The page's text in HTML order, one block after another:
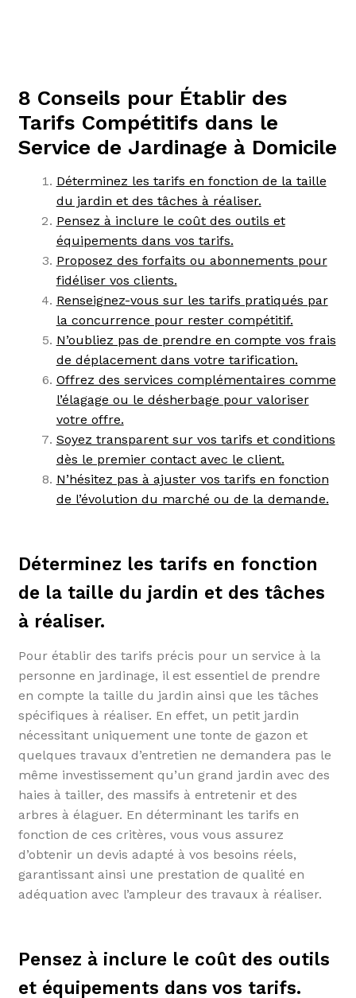
8 Conseils pour Établir des
Tarifs Compétitifs dans le
Service de Jardinage à Domicile
Déterminez les tarifs en fonction de la taille
du jardin et des tâches à réaliser.
Pensez à inclure le coût des outils et
équipements dans vos tarifs.
Proposez des forfaits ou abonnements pour
fidéliser vos clients.
Renseignez-vous sur les tarifs pratiqués par
la concurrence pour rester compétitif.
N’oubliez pas de prendre en compte vos frais
de déplacement dans votre tarification.
Offrez des services complémentaires comme
l’élagage ou le désherbage pour valoriser
votre offre.
Soyez transparent sur vos tarifs et conditions
dès le premier contact avec le client.
N’hésitez pas à ajuster vos tarifs en fonction
de l’évolution du marché ou de la demande.
Déterminez les tarifs en fonction
de la taille du jardin et des tâches
à réaliser.
Pour établir des tarifs précis pour un service à la
personne en jardinage, il est essentiel de prendre
en compte la taille du jardin ainsi que les tâches
spécifiques à réaliser. En effet, un petit jardin
nécessitant uniquement une tonte de gazon et
quelques travaux d’entretien ne demandera pas le
même investissement qu’un grand jardin avec des
haies à tailler, des massifs à entretenir et des
arbres à élaguer. En déterminant les tarifs en
fonction de ces critères, vous vous assurez
d’obtenir un devis adapté à vos besoins réels,
garantissant ainsi une prestation de qualité en
adéquation avec l’ampleur des travaux à réaliser.
Pensez à inclure le coût des outils
et équipements dans vos tarifs.